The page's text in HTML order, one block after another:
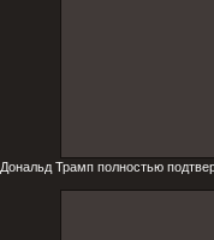
Дональд Трамп полностью